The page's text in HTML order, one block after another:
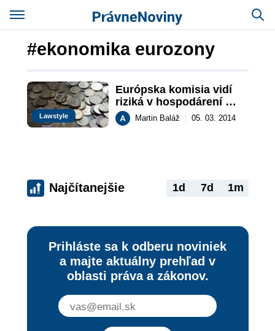
#ekonomika eurozony
Lawstyle
Európska komisia vidí
riziká v hospodárení
Slovenska
Martin Baláž 05. 03. 2014
Najčítanejšie 1d 7d 1m
Prihláste sa k odberu noviniek
a majte aktuálny prehľad v
oblasti práva a zákonov.